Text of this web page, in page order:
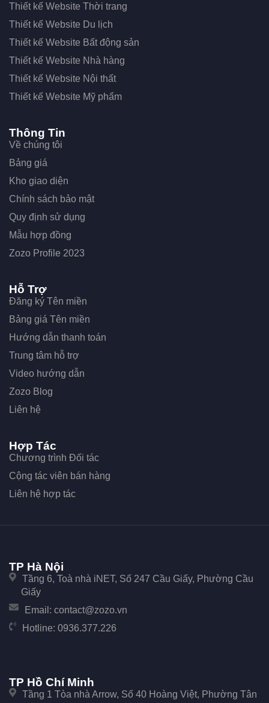
Thiết kế Website Thời trang
Thiết kế Website Du lịch
Thiết kế Website Bất động sản
Thiết kế Website Nhà hàng
Thiết kế Website Nội thất
Thiết kế Website Mỹ phẩm
Thông Tin
Về chúng tôi
Bảng giá
Kho giao diện
Chính sách bảo mật
Quy định sử dụng
Mẫu hợp đồng
Zozo Profile 2023
Hỗ Trợ
Đăng ký Tên miền
Bảng giá Tên miền
Hướng dẫn thanh toán
Trung tâm hỗ trợ
Video hướng dẫn
Zozo Blog
Liên hệ
Hợp Tác
Chương trình Đối tác
Cộng tác viên bán hàng
Liên hệ hợp tác
TP Hà Nội
Tầng 6, Toà nhà iNET, Số 247 Cầu Giấy, Phường Cầu
Giấy
Email: contact@zozo.vn
Hotline: 0936.377.226
TP Hồ Chí Minh
Tầng 1 Tòa nhà Arrow, Số 40 Hoàng Việt, Phường Tân